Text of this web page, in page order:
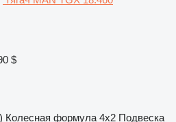
$
Колесная формула 4x2 Подвеска